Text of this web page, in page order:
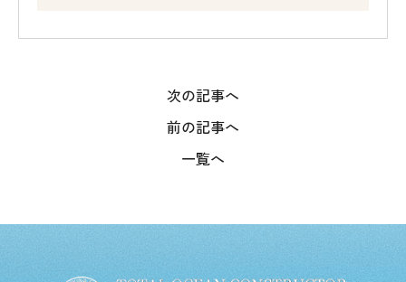
前の記事へ
一覧へ
次の記事へ